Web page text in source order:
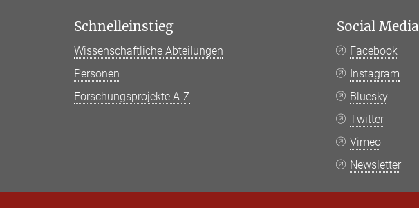
Schnelleinstieg
Wissenschaftliche Abteilungen
Personen
Forschungsprojekte A-Z
Social Media
Facebook
Instagram
Bluesky
Twitter
Vimeo
Newsletter